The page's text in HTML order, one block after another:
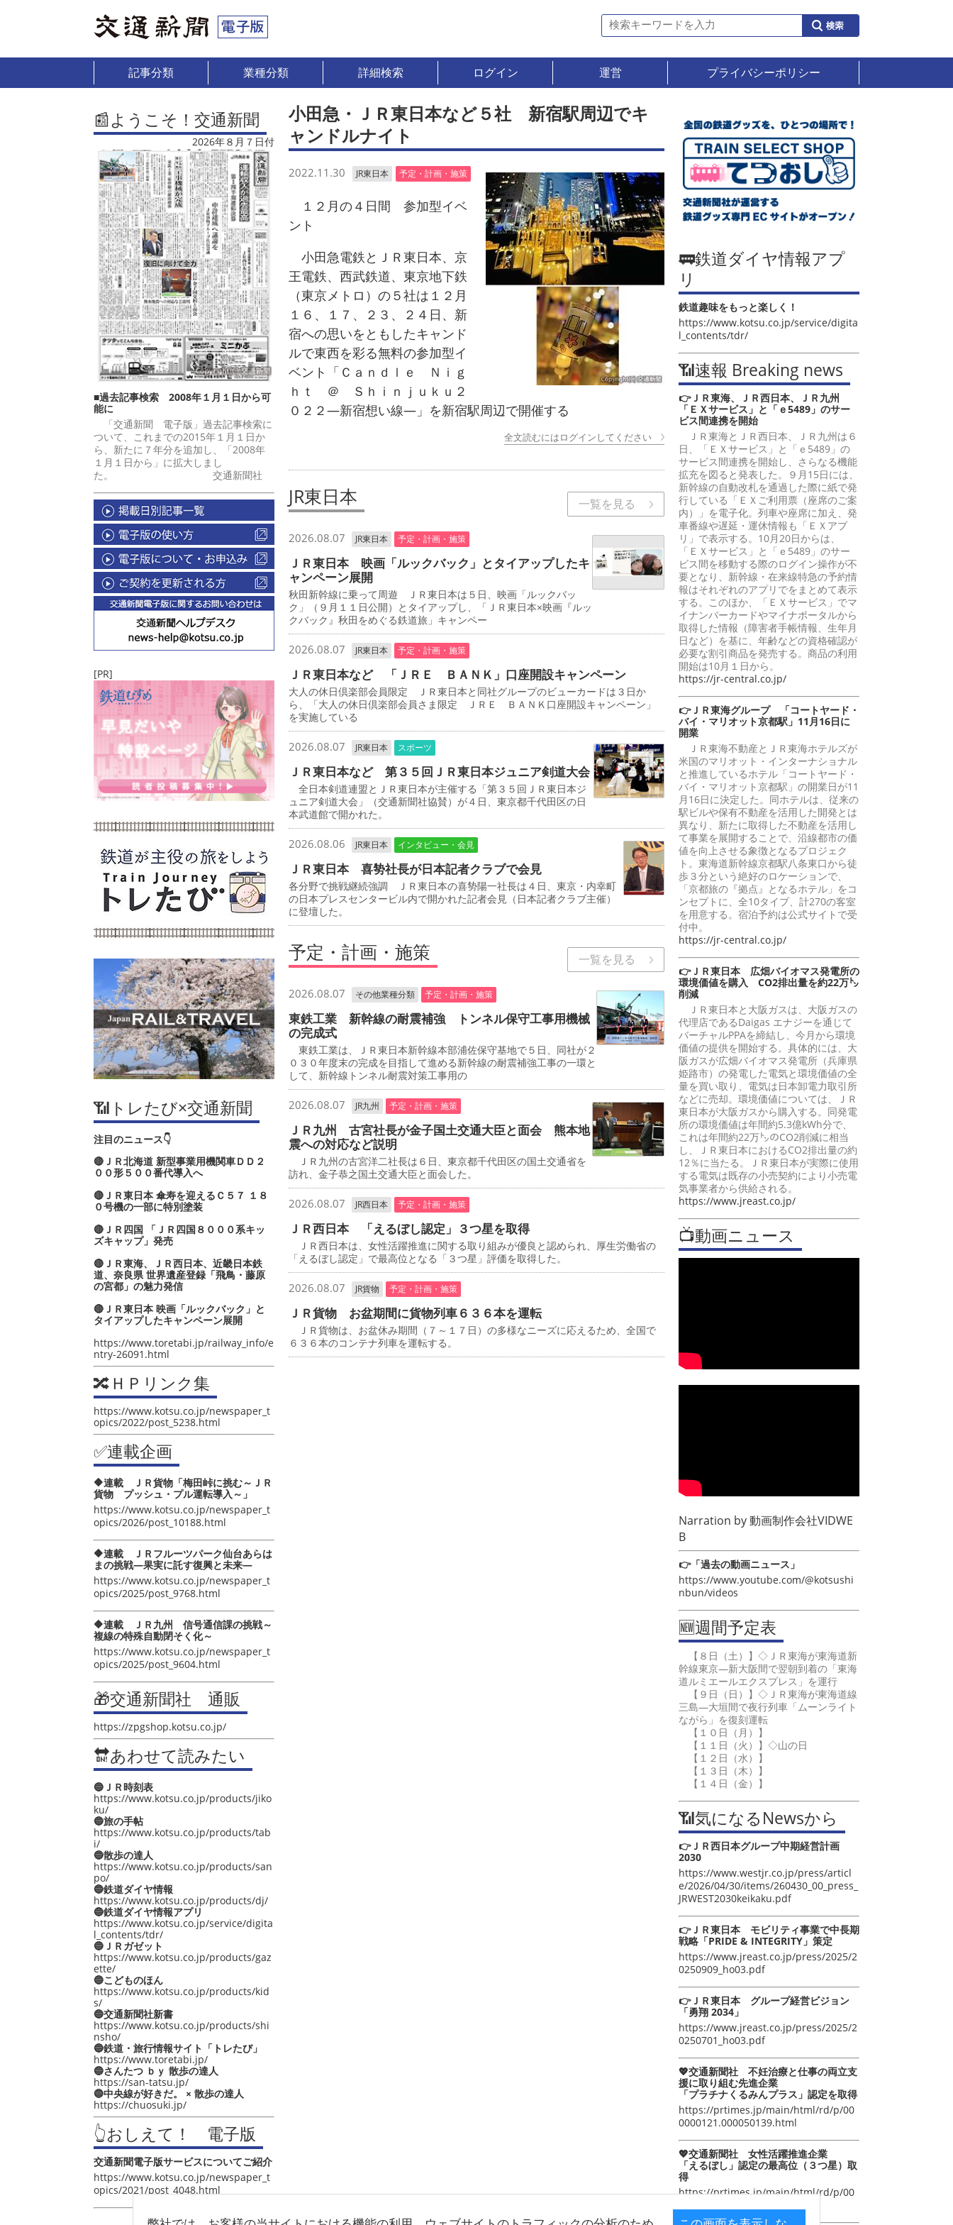
記事分類 業種分類 詳細検索 ログイン 運営 プライバシーポリシー
📰ようこそ！交通新聞
2026年８月７日付
■過去記事検索 2008年１月１日から可
能に
「交通新聞 電子版」過去記事検索に
ついて、これまでの2015年１月１日か
ら、新たに７年分を追加し、「2008年
１月１日から」に拡大しまし
た。 交通新聞社
[PR]
📶トレたび×交通新聞
注目のニュース👇
🔴ＪＲ北海道 新型事業用機関車ＤＤ２
００形５００番代導入へ
🔴ＪＲ東日本 傘寿を迎えるＣ５７ １８
０号機の一部に特別塗装
🔴ＪＲ四国 「ＪＲ四国８０００系キッ
ズキャップ」発売
🔴ＪＲ東海、ＪＲ西日本、近畿日本鉄
道、奈良県 世界遺産登録「飛鳥・藤原
の宮都」の魅力発信
🔴ＪＲ東日本 映画「ルックバック」と
タイアップしたキャンペーン展開
https://www.toretabi.jp/railway_info/e
ntry-26091.html
🔀ＨＰリンク集
https://www.kotsu.co.jp/newspaper_t
opics/2022/post_5238.html
✅連載企画
🔶連載 ＪＲ貨物「梅田峠に挑む～ＪＲ
貨物 プッシュ・プル運転導入～」
https://www.kotsu.co.jp/newspaper_t
opics/2026/post_10188.html
🔶連載 ＪＲフルーツパーク仙台あらは
まの挑戦―果実に託す復興と未来―
https://www.kotsu.co.jp/newspaper_t
opics/2025/post_9768.html
🔶連載 ＪＲ九州 信号通信課の挑戦～
複線の特殊自動閉そく化～
https://www.kotsu.co.jp/newspaper_t
opics/2025/post_9604.html
🎁交通新聞社 通販
https://zpgshop.kotsu.co.jp/
🔛あわせて読みたい
🔵ＪＲ時刻表
https://www.kotsu.co.jp/products/jiko
ku/
🔵旅の手帖
https://www.kotsu.co.jp/products/tab
i/
🔵散歩の達人
https://www.kotsu.co.jp/products/san
po/
🔵鉄道ダイヤ情報
https://www.kotsu.co.jp/products/dj/
🔵鉄道ダイヤ情報アプリ
https://www.kotsu.co.jp/service/digita
l_contents/tdr/
🔵ＪＲガゼット
https://www.kotsu.co.jp/products/gaz
ette/
🔵こどものほん
https://www.kotsu.co.jp/products/kid
s/
🔵交通新聞社新書
https://www.kotsu.co.jp/products/shi
nsho/
🔵鉄道・旅行情報サイト「トレたび」
https://www.toretabi.jp/
🔵さんたつ ｂｙ 散歩の達人
https://san-tatsu.jp/
🔵中央線が好きだ。 × 散歩の達人
https://chuosuki.jp/
👆おしえて！ 電子版
交通新聞電子版サービスについてご紹介
https://www.kotsu.co.jp/newspaper_t
opics/2021/post_4048.html
小田急・ＪＲ東日本など５社 新宿駅周辺でキ
ャンドルナイト
2022.11.30 JR東日本 予定・計画・施策
１２月の４日間 参加型イベ
ント
小田急電鉄とＪＲ東日本、京
王電鉄、西武鉄道、東京地下鉄
（東京メトロ）の５社は１２月
１６、１７、２３、２４日、新
宿への思いをともしたキャンド
ルで東西を彩る無料の参加型イ
ベント「Ｃａｎｄｌｅ Ｎｉｇ
ｈｔ ＠ Ｓｈｉｎｊｕｋｕ２
０２２―新宿想い線―」を新宿駅周辺で開催する
全文読むにはログインしてください
JR東日本 一覧を見る
2026.08.07 JR東日本 予定・計画・施策
ＪＲ東日本 映画「ルックバック」とタイアップしたキ
ャンペーン展開
秋田新幹線に乗って周遊 ＪＲ東日本は５日、映画「ルックバッ
ク」（９月１１日公開）とタイアップし、「ＪＲ東日本×映画『ルッ
クバック』秋田をめぐる鉄道旅」キャンペー
2026.08.07 JR東日本 予定・計画・施策
ＪＲ東日本など 「ＪＲＥ ＢＡＮＫ」口座開設キャンペーン
大人の休日倶楽部会員限定 ＪＲ東日本と同社グループのビューカードは３日か
ら、「大人の休日倶楽部会員さま限定 ＪＲＥ ＢＡＮＫ口座開設キャンペーン」
を実施している
2026.08.07 JR東日本 スポーツ
ＪＲ東日本など 第３５回ＪＲ東日本ジュニア剣道大会
全日本剣道連盟とＪＲ東日本が主催する「第３５回ＪＲ東日本ジ
ュニア剣道大会」（交通新聞社協賛）が４日、東京都千代田区の日
本武道館で開かれた。
2026.08.06 JR東日本 インタビュー・会見
ＪＲ東日本 喜㔟社長が日本記者クラブで会見
各分野で挑戦継続強調 ＪＲ東日本の喜㔟陽一社長は４日、東京・内幸町
の日本プレスセンタービル内で開かれた記者会見（日本記者クラブ主催）
に登壇した。
予定・計画・施策 一覧を見る
2026.08.07 その他業種分類 予定・計画・施策
東鉄工業 新幹線の耐震補強 トンネル保守工事用機械
の完成式
東鉄工業は、ＪＲ東日本新幹線本部浦佐保守基地で５日、同社が２
０３０年度末の完成を目指して進める新幹線の耐震補強工事の一環と
して、新幹線トンネル耐震対策工事用の
2026.08.07 JR九州 予定・計画・施策
ＪＲ九州 古宮社長が金子国土交通大臣と面会 熊本地
震への対応など説明
ＪＲ九州の古宮洋二社長は６日、東京都千代田区の国土交通省を
訪れ、金子恭之国土交通大臣と面会した。
2026.08.07 JR西日本 予定・計画・施策
ＪＲ西日本 「えるぼし認定」３つ星を取得
ＪＲ西日本は、女性活躍推進に関する取り組みが優良と認められ、厚生労働省の
「えるぼし認定」で最高位となる「３つ星」評価を取得した。
2026.08.07 JR貨物 予定・計画・施策
ＪＲ貨物 お盆期間に貨物列車６３６本を運転
ＪＲ貨物は、お盆休み期間（７～１７日）の多様なニーズに応えるため、全国で
６３６本のコンテナ列車を運転する。
🚃鉄道ダイヤ情報アプ
リ
鉄道趣味をもっと楽しく！
https://www.kotsu.co.jp/service/digita
l_contents/tdr/
📶速報 Breaking news
👉ＪＲ東海、ＪＲ西日本、ＪＲ九州
「ＥＸサービス」と「ｅ5489」のサー
ビス間連携を開始
ＪＲ東海とＪＲ西日本、ＪＲ九州は６
日、「ＥＸサービス」と「ｅ5489」の
サービス間連携を開始し、さらなる機能
拡充を図ると発表した。９月15日には、
新幹線の自動改札を通過した際に紙で発
行している「ＥＸご利用票（座席のご案
内）」を電子化。列車や座席に加え、発
車番線や遅延・運休情報も「ＥＸアプ
リ」で表示する。10月20日からは、
「ＥＸサービス」と「ｅ5489」のサー
ビス間を移動する際のログイン操作が不
要となり、新幹線・在来線特急の予約情
報はそれぞれのアプリでをまとめて表示
する。このほか、「ＥＸサービス」でマ
イナンバーカードやマイナポータルから
取得した情報（障害者手帳情報、生年月
日など）を基に、年齢などの資格確認が
必要な割引商品を発売する。商品の利用
開始は10月１日から。
https://jr-central.co.jp/
👉ＪＲ東海グループ 「コートヤード・
バイ・マリオット京都駅」11月16日に
開業
ＪＲ東海不動産とＪＲ東海ホテルズが
米国のマリオット・インターナショナル
と推進しているホテル「コートヤード・
バイ・マリオット京都駅」の開業日が11
月16日に決定した。同ホテルは、従来の
駅ビルや保有不動産を活用した開発とは
異なり、新たに取得した不動産を活用し
て事業を展開することで、沿線都市の価
値を向上させる象徴となるプロジェク
ト。東海道新幹線京都駅八条東口から徒
歩３分という絶好のロケーションで、
「京都旅の『拠点』となるホテル」をコ
ンセプトに、全10タイプ、計270の客室
を用意する。宿泊予約は公式サイトで受
付中。
https://jr-central.co.jp/
👉ＪＲ東日本 広畑バイオマス発電所の
環境価値を購入 CO2排出量を約22万㌧
削減
ＪＲ東日本と大阪ガスは、大阪ガスの
代理店であるDaigas エナジーを通じて
バーチャルPPAを締結し、今月から環境
価値の提供を開始する。具体的には、大
阪ガスが広畑バイオマス発電所（兵庫県
姫路市）の発電した電気と環境価値の全
量を買い取り、電気は日本卸電力取引所
などに売却。環境価値については、ＪＲ
東日本が大阪ガスから購入する。同発電
所の環境価値は年間約5.3億kWh分で、
これは年間約22万㌧のCO2削減に相当
し、ＪＲ東日本におけるCO2排出量の約
12％に当たる。ＪＲ東日本が実際に使用
する電気は既存の小売契約により小売電
気事業者から供給される。
https://www.jreast.co.jp/
📺動画ニュース
Narration by動画制作会社VIDWE
B
👉「過去の動画ニュース」
https://www.youtube.com/@kotsushi
nbun/videos
🆕週間予定表
【８日（土）】◇ＪＲ東海が東海道新
幹線東京―新大阪間で翌朝到着の「東海
道ルミエールエクスプレス」を運行
【９日（日）】◇ＪＲ東海が東海道線
三島―大垣間で夜行列車「ムーンライト
ながら」を復刻運転
【１０日（月）】
【１１日（火）】◇山の日
【１２日（水）】
【１３日（木）】
【１４日（金）】
📶気になるNewsから
👉ＪＲ西日本グループ中期経営計画
2030
https://www.westjr.co.jp/press/articl
e/2026/04/30/items/260430_00_press_
JRWEST2030keikaku.pdf
👉ＪＲ東日本 モビリティ事業で中長期
戦略「PRIDE & INTEGRITY」策定
https://www.jreast.co.jp/press/2025/2
0250909_ho03.pdf
👉ＪＲ東日本 グループ経営ビジョン
「勇翔 2034」
https://www.jreast.co.jp/press/2025/2
0250701_ho03.pdf
💖交通新聞社 不妊治療と仕事の両立支
援に取り組む先進企業
「プラチナくるみんプラス」認定を取得
https://prtimes.jp/main/html/rd/p/00
0000121.000050139.html
💖交通新聞社 女性活躍推進企業
「えるぼし」認定の最高位（３つ星）取
得
https://prtimes.jp/main/html/rd/p/00